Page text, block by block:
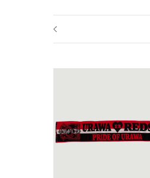
前のページ